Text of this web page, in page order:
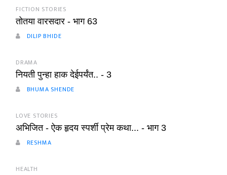
FICTION STORIES
तोतया वारसदार - भाग 63
DILIP BHIDE
DRAMA
नियती पुन्हा हाक देईपर्यंत.. - 3
BHUMA SHENDE
LOVE STORIES
अभिजित - ऐक हृदय स्पर्शी प्रेम कथा... - भाग 3
RESHMA
HEALTH